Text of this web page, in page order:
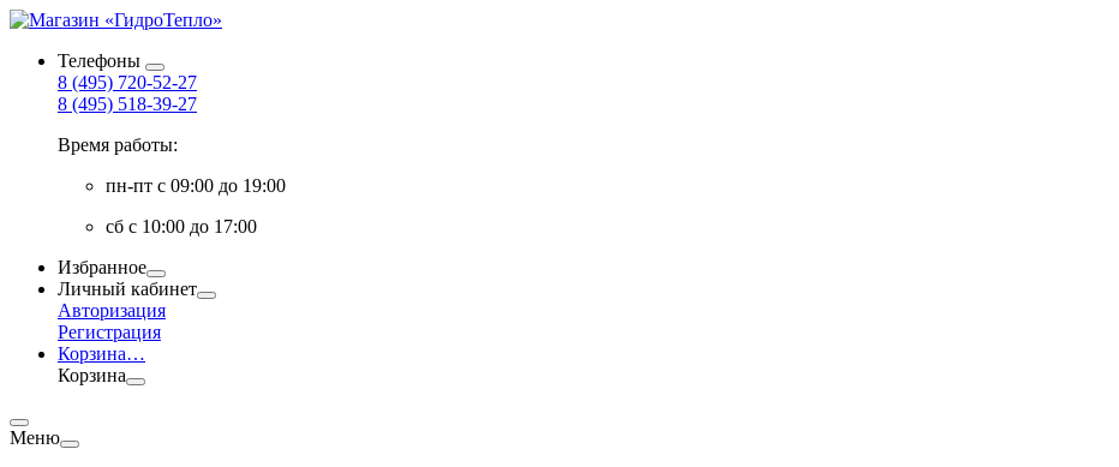
Телефоны
8 (495) 720-52-27
8 (495) 518-39-27
Время работы:
пн-пт с 09:00 до 19:00
сб с 10:00 до 17:00
Избранное
Личный кабинет
Авторизация
Регистрация
Корзина…
Корзина
Меню